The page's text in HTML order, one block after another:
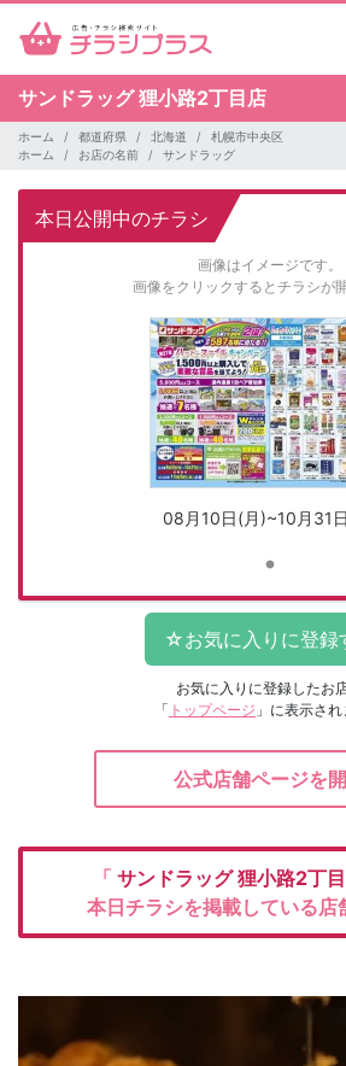
サンドラッグ狸小路2丁目店
ホーム 都道府県 北海道
札幌市中央区
ホーム
お店の名前 サンドラッグ
本日公開中のチラシ
画像はイメージです。
画像をクリックするとチラシが
08月10日(月)~10月31
お気に入りに登録したお
「 トップページ 」に表示され
公式店舗ページを開
「 サンドラッグ狸小路2丁
本日チラシを掲載している店